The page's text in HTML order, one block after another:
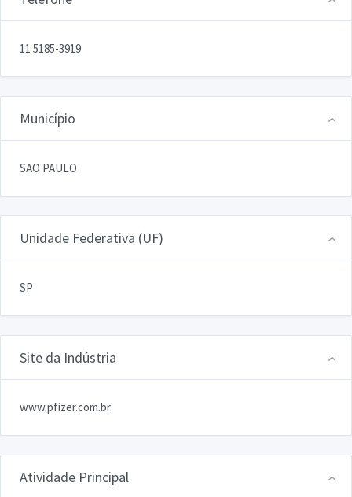
11 5185-3919
Município
SAO PAULO
Unidade Federativa (UF)
SP
Site da Indústria
www.pfizer.com.br
Atividade Principal